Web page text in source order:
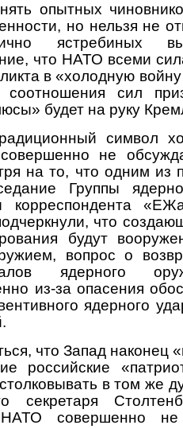
опытных
но нельзя не
ястребиных
что НАТО всеми
в «холодную
соотношения сил
будет на руку
символ
не
на то, что одним из
Группы
что
будут
вопрос о
ядерного
из-за опасения
ядерного
что Запад наконец
российские
в том же
секретаря
совершенно не